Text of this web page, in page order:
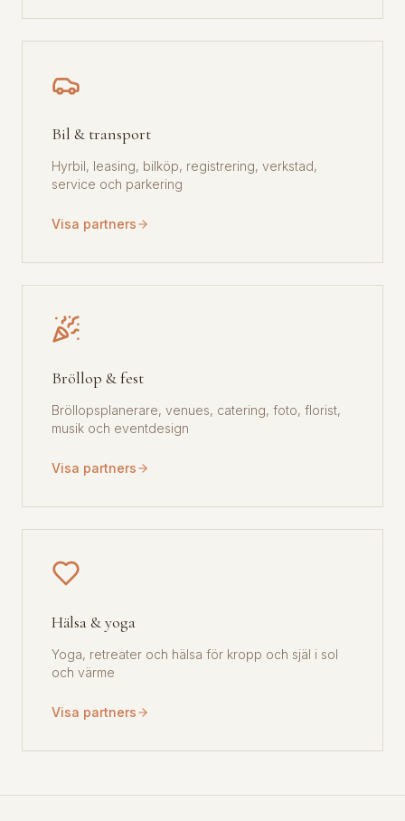
Bil & transport
Hyrbil, leasing, bilköp, registrering, verkstad,
service och parkering
Visa partners
Bröllop & fest
Bröllopsplanerare, venues, catering, foto, florist,
musik och eventdesign
Visa partners
Hälsa & yoga
Yoga, retreater och hälsa för kropp och själ i sol
och värme
Visa partners